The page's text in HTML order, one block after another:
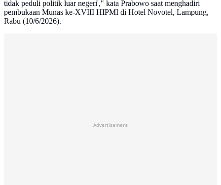
tidak peduli politik luar negeri'," kata Prabowo saat menghadiri
pembukaan Munas ke-XVIII HIPMI di Hotel Novotel, Lampung,
Rabu (10/6/2026).
Advertisement